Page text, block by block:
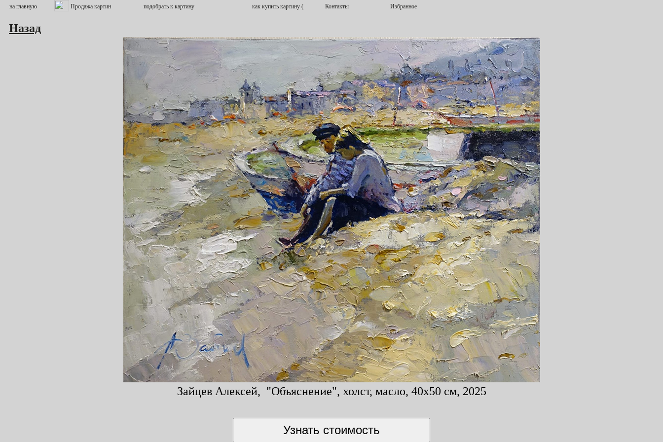
Назад
Зайцев Алексей, "Объяснение", холст, масло, 40x50 см, 2025